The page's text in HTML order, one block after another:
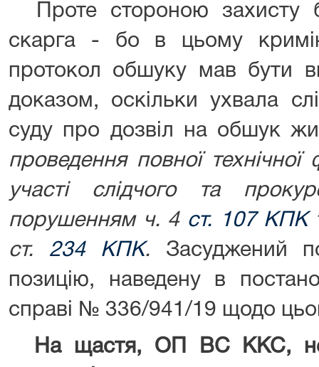
Проте стороною захисту
скарга - бо в цьому
протокол обшуку мав бути
доказом, оскільки ухвала
суду про дозвіл на обшук
проведення повної технічної
участі слідчого та
порушенням ч. 4 ст. 107 КПК
ст. 234 КПК. Засуджений
позицію, наведену в
справі № 336/941/19 щодо
На щастя, ОП ВС ККС, не